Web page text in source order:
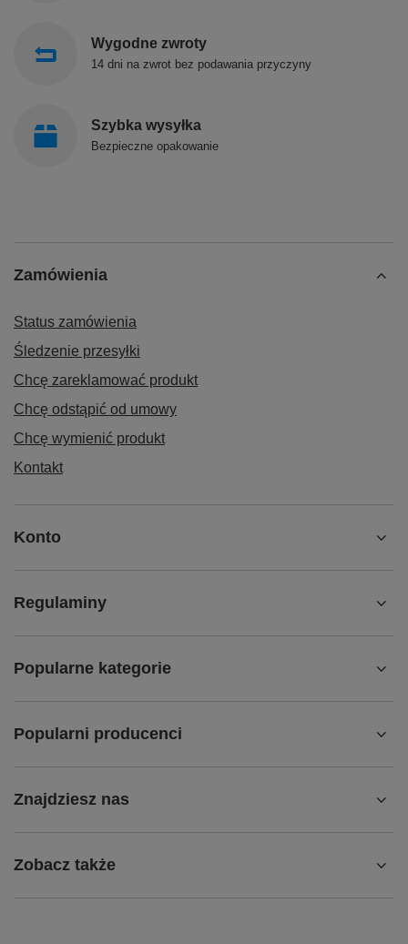
Wygodne zwroty
14 dni na zwrot bez podawania przyczyny
Szybka wysyłka
Bezpieczne opakowanie
Zamówienia
Status zamówienia
Śledzenie przesyłki
Chcę zareklamować produkt
Chcę odstąpić od umowy
Chcę wymienić produkt
Kontakt
Konto
Regulaminy
Popularne kategorie
Popularni producenci
Znajdziesz nas
Zobacz także